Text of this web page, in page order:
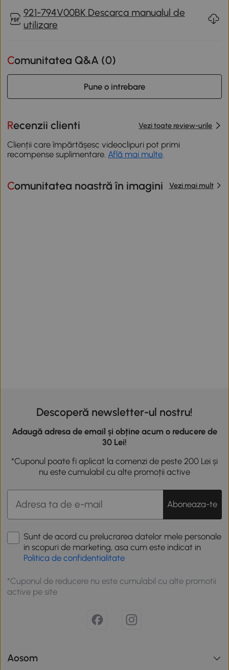
921-794V00BK Descarca manualul de
utilizare
Comunitatea Q&A (0)
Pune o intrebare
Recenzii clienti Vezi toate review-urile
Clienții care împărtășesc videoclipuri pot primi
recompense suplimentare. Află mai multe
Comunitatea noastră în imagini Vezi mai mult
Descoperă newsletter-ul nostru!
Adaugă adresa de email și obține acum o reducere de
30 Lei!
*Cuponul poate fi aplicat la comenzi de peste 200 Lei și
nu este cumulabil cu alte promoții active
Aboneaza-te
Sunt de acord cu prelucrarea datelor mele personale
in scopuri de marketing, asa cum este indicat in
Politica de confidentialitate
*Cuponul de reducere nu este cumulabil cu alte promotii
active pe site
Aosom